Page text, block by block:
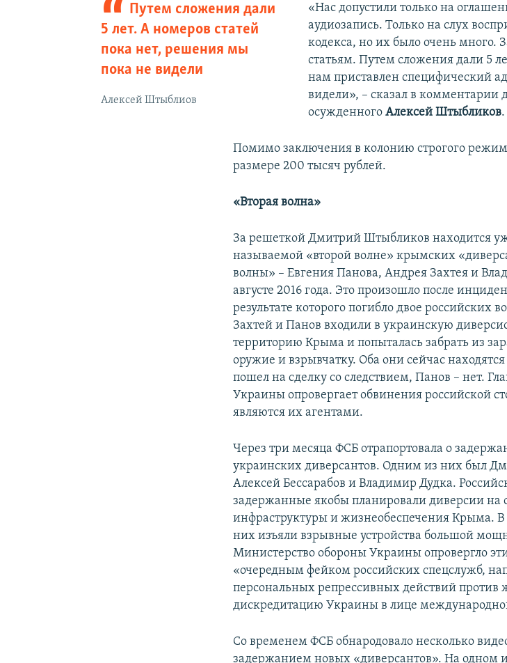
Путем сложения дали
5 лет. А номеров статей
пока нет, решения мы
пока не видели
Алексей Штыблиов
«Нас допустили только на
аудиозапись. Только на слух
кодекса, но их было очень много.
статьям. Путем сложения дали 5
нам приставлен специфический
видели», – сказал в комментарии
осужденного Алексей Штыбликов.
Помимо заключения в колонию строгого
размере 200 тысяч рублей.
«Вторая волна»
За решеткой Дмитрий Штыбликов находится
называемой «второй волне» крымских
волны» – Евгения Панова, Андрея Захтея и
августе 2016 года. Это произошло после
результате которого погибло двое
Захтей и Панов входили в украинскую
территорию Крыма и попыталась забрать из
оружие и взрывчатку. Оба они сейчас
пошел на сделку со следствием, Панов – нет.
Украины опровергает обвинения российской
являются их агентами.
Через три месяца ФСБ отрапортовала о
украинских диверсантов. Одним из них был
Алексей Бессарабов и Владимир Дудка.
задержанные якобы планировали диверсии на
инфраструктуры и жизнеобеспечения Крыма.
них изъяли взрывные устройства большой
Министерство обороны Украины опровергло
«очередным фейком российских спецслужб,
персональных репрессивных действий против
дискредитацию Украины в лице
Со временем ФСБ обнародовало несколько
задержанием новых «диверсантов». На одном